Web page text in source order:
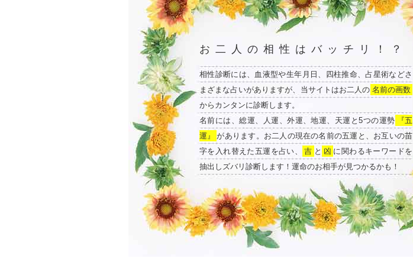
お二人の相性はバッチリ！？
相性診断には、血液型や生年月日、四柱推命、占星術などさ
まざまな占いがありますが、当サイトはお二人の 名前の画数
からカンタンに診断します。
名前には、総運、人運、外運、地運、天運と5つの運勢
『五
運』
があります。お二人の現在の名前の五運と、お互いの苗
字を入れ替えた五運を占い、
吉 と 凶 に関わるキーワードを
抽出しズバリ診断します！運命のお相手が見つかるかも！